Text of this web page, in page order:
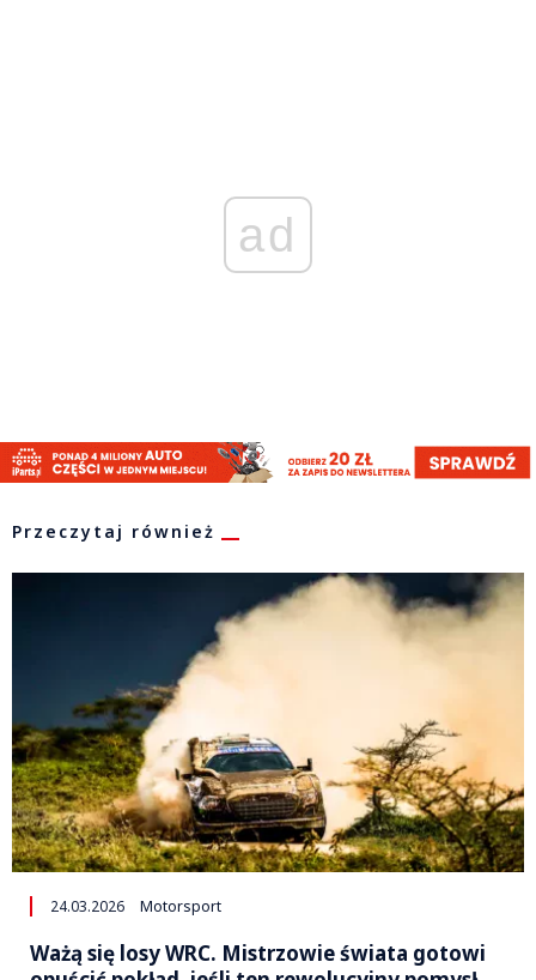
ad
Przeczytaj również
24.03.2026 Motorsport
Ważą się losy WRC. Mistrzowie świata gotowi